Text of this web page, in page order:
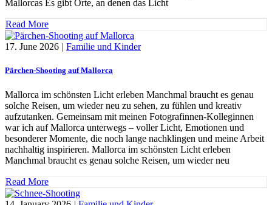
Mallorcas Es gibt Orte, an denen das Licht
Read More
17. June 2026 | Familie und Kinder
Pärchen-Shooting auf Mallorca
Mallorca im schönsten Licht erleben Manchmal braucht es genau
solche Reisen, um wieder neu zu sehen, zu fühlen und kreativ
aufzutanken. Gemeinsam mit meinen Fotografinnen-Kolleginnen
war ich auf Mallorca unterwegs – voller Licht, Emotionen und
besonderer Momente, die noch lange nachklingen und meine Arbeit
nachhaltig inspirieren. Mallorca im schönsten Licht erleben
Manchmal braucht es genau solche Reisen, um wieder neu
Read More